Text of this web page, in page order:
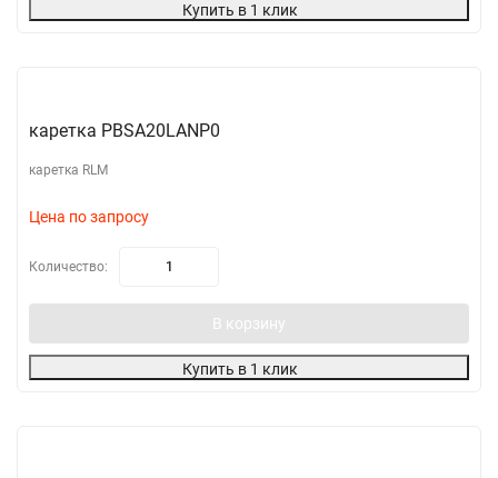
Купить в 1 клик
каретка PBSA20LANP0
каретка RLM
Цена по запросу
Количество:
В корзину
Купить в 1 клик